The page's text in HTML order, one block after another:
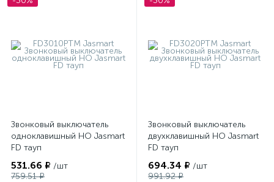
Звонковый выключатель
одноклавишный НО Jasmart
FD тауп
531.66 ₽ /шт
759.51 ₽
Звонковый выключатель
двухклавишный НО Jasmart
FD тауп
694.34 ₽ /шт
991.92 ₽